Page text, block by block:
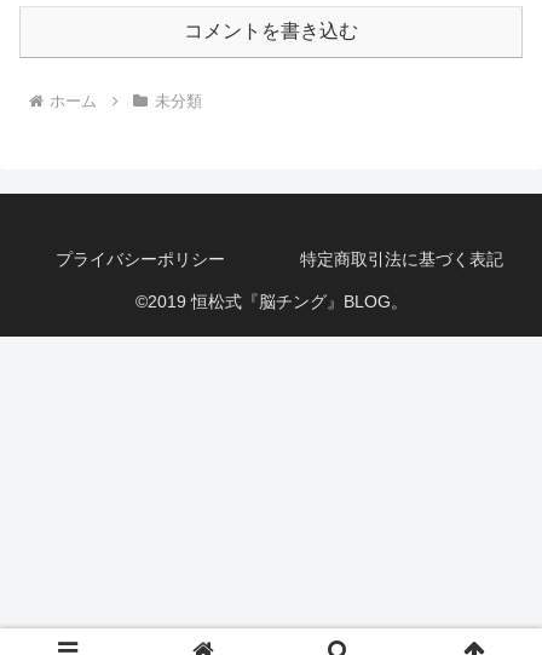
コメントを書き込む
ホーム 未分類
プライバシーポリシー 特定商取引法に基づく表記
©2019 恒松式『脳チング』BLOG。